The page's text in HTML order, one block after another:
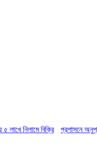
লাখে নিলামে বিক্রি
প্রশাসনে